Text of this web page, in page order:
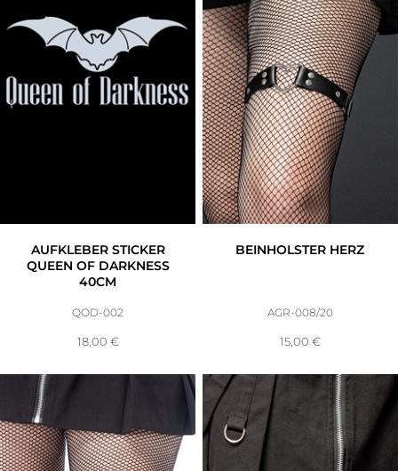
Accessoires
Gutscheine
AUFKLEBER STICKER
QUEEN OF DARKNESS
40CM
QOD-002
18,00 €
BEINHOLSTER HERZ
AGR-008/20
15,00 €